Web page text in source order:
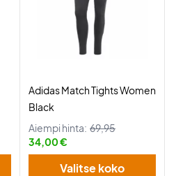
Adidas Match Tights Women
Black
Aiempi hinta: 69,95
34,00 €
Valitse koko